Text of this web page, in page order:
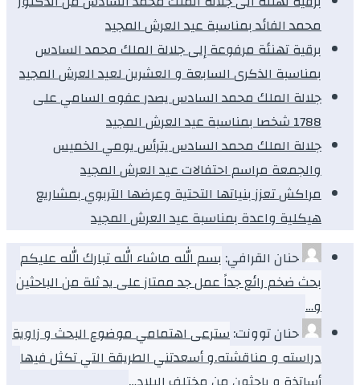
محمد الفائد بمناسبة عيد العرش المجيد
برقية تهنئة مرفوعة إلى جلالة الملك محمد السادس
بمناسبة الذكرى السابعة و العشرين لعيد العرش المجيد
جلالة الملك محمد السادس يصدر عفوه السامي على
1788 شخصا بمناسبة عيد العرش المجيد
جلالة الملك محمد السادس يترأس يومي الخميس
والجمعة مراسم احتفالات عيد العرش المجيد
مراكش تعزز بنياتها التحتية وعرضها التربوي بمشاريع
هيكلية واعدة بمناسبة عيد العرش المجيد
حنان القرافي: بسم الله ماشاء الله تبارك الله عليكم
بحث ضخم رائع جداً عمل جد ممتاز على يد ثلة من الباحثين
و…
حنان توونت:سترعى اهتمامي موضوع البحث و زاوية
دراسته و مناقشته.و أسعدتني الطريقة التي تكثل فيها